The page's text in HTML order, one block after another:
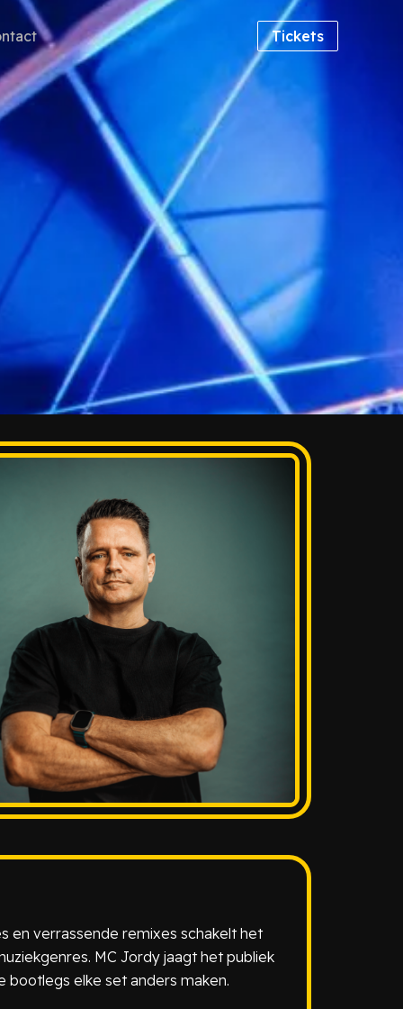
Tickets
en verrassende remixes schakelt het
MC Jordy jaagt het publiek
bootlegs elke set anders maken.